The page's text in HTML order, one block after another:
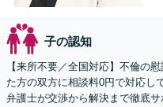
子の認知
【来所不要／全国対応】不倫の
た方の双方に相談料0円で対応し
弁護士が交渉から解決まで徹底